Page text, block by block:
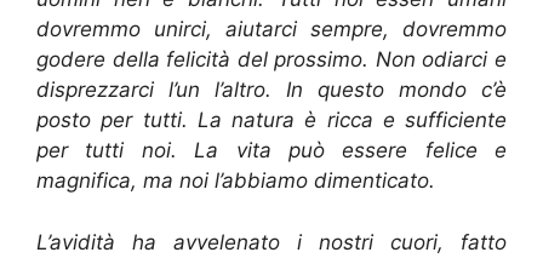
dovremmo unirci, aiutarci sempre, dovremmo
godere della felicità del prossimo. Non odiarci e
disprezzarci l’un l’altro. In questo mondo c’è
posto per tutti. La natura è ricca e sufficiente
per tutti noi. La vita può essere felice e
magnifica, ma noi l’abbiamo dimenticato.
L’avidità ha avvelenato i nostri cuori, fatto